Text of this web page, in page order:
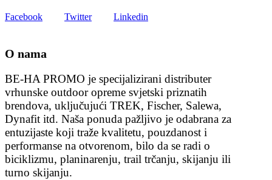
Facebook Twitter Linkedin
O nama
BE-HA PROMO je specijalizirani distributer
vrhunske outdoor opreme svjetski priznatih
brendova, uključujući TREK, Fischer, Salewa,
Dynafit itd. Naša ponuda pažljivo je odabrana za
entuzijaste koji traže kvalitetu, pouzdanost i
performanse na otvorenom, bilo da se radi o
biciklizmu, planinarenju, trail trčanju, skijanju ili
turno skijanju.